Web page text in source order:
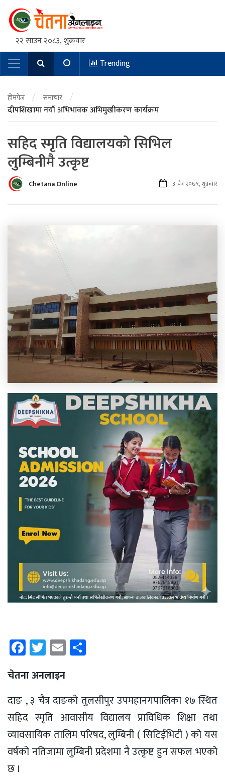
२२ साउन २०८३, शुक्रवार
Main NavigationTrending
होमपेज / समाचार /
दीपशिखामा नयाँ अभिभावक अभिमुखीकरण कार्यक्रम
सहिद स्मृति विद्यालयको सिभिल
लुम्बिनीमै उत्कृष्ट
Chetana Online ३ चैत्र २०७९, शुक्रवार
Facebook
Twitter
Email
चेतना अनलाइन
दाङ , ३ चैत्र दाङको तुलसीपुर उपमहानगपालिका १७ स्थित
सहिद स्मृति आवासीय विद्यालय प्राविधिक शिक्षा तथा
व्यावसायिक तालिम परिषद, लुम्बिनी ( सिटिईभिटी ) को यस
वर्षको नतिजामा लुम्बिनी प्रदेशमा नै उत्कृष्ट हुन सफल भएको
छ ।